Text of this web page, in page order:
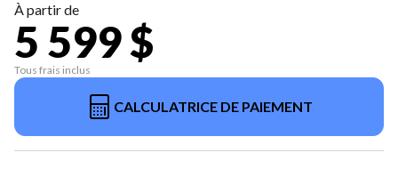
À partir de
5 599 $
Tous frais inclus
CALCULATRICE DE PAIEMENT